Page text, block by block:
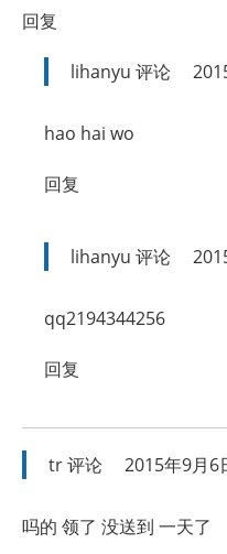
回复
lihanyu 评论
hao hai wo
回复
lihanyu 评论
qq2194344256
回复
tr评论 2015年9月6
吗的 领了 没送到 一天了